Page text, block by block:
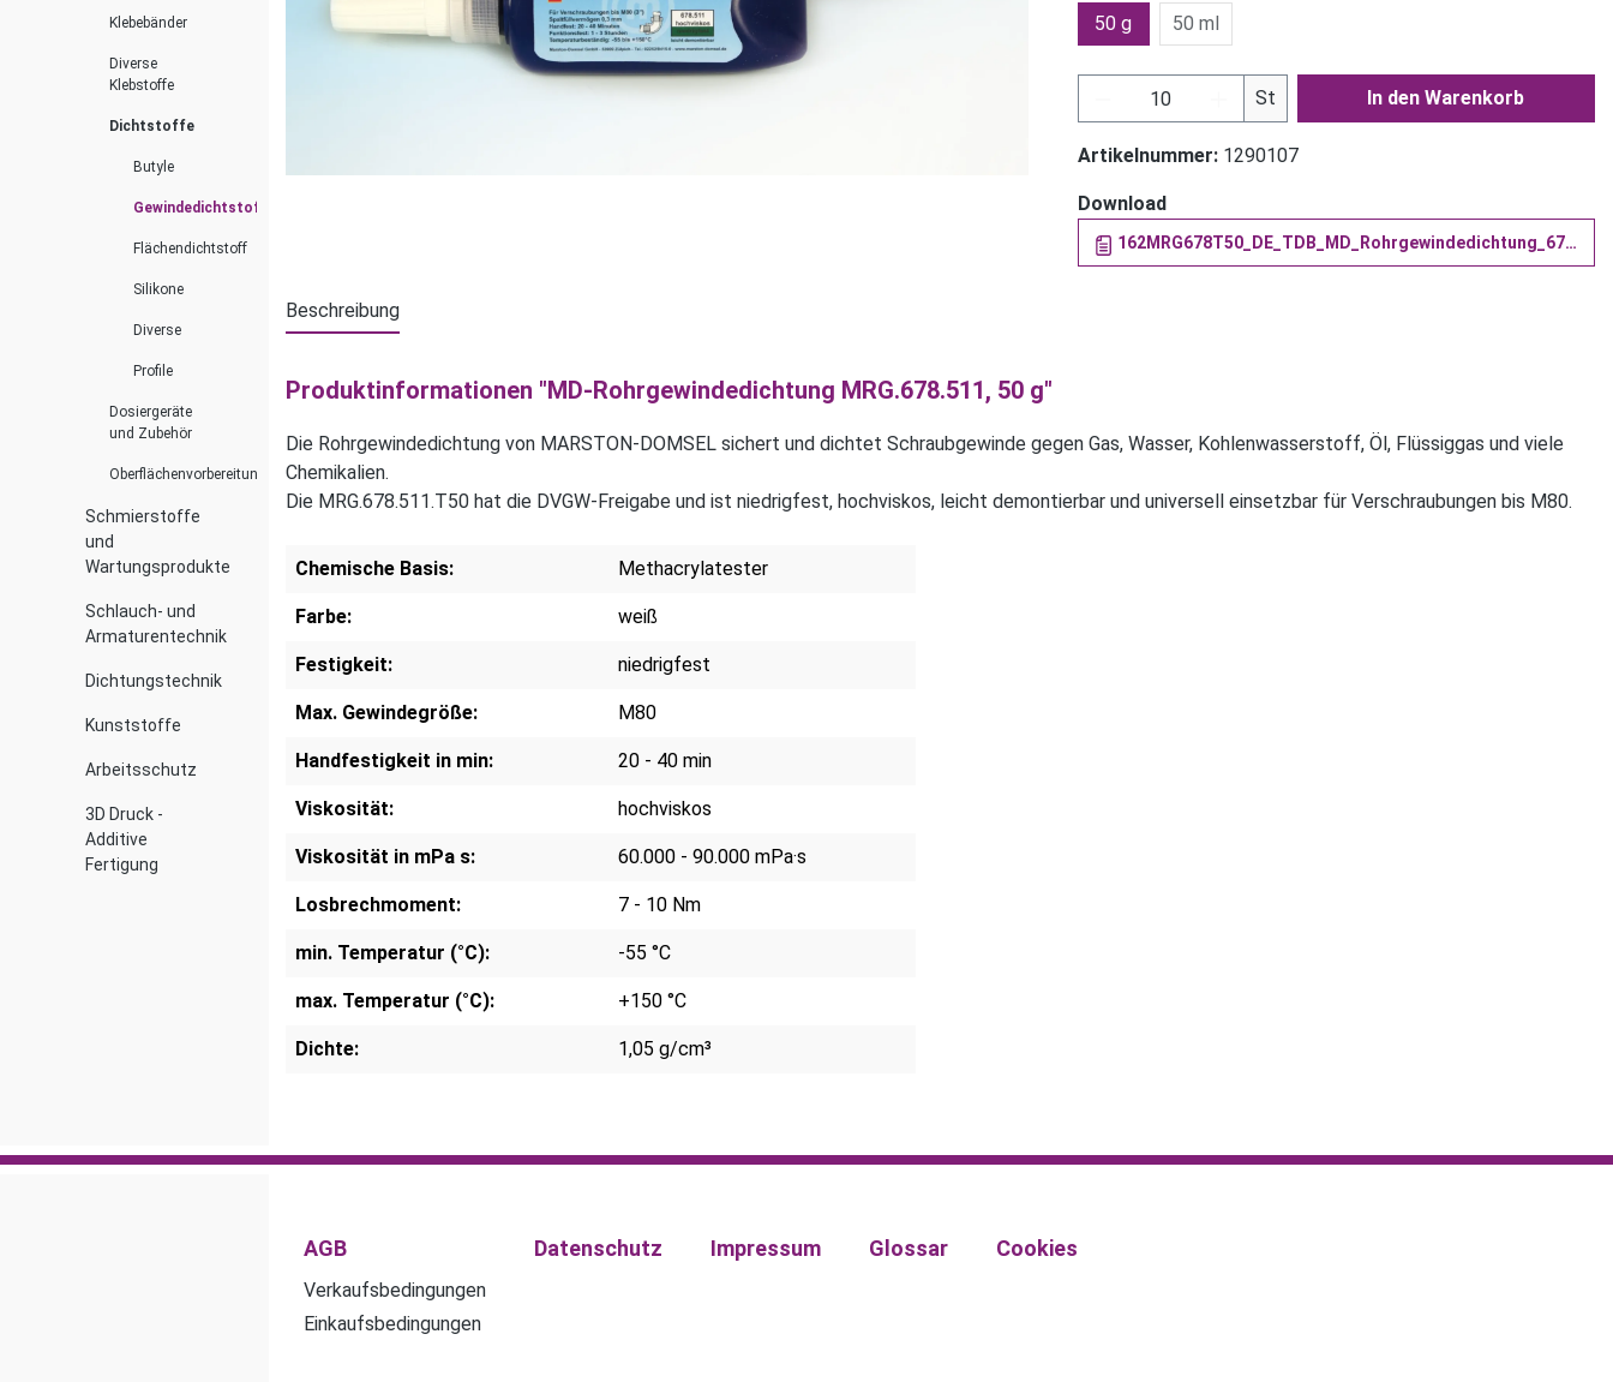
Klebebänder
Diverse
Klebstoffe
Dichtstoffe
Butyle
Gewindedichtstoff
Flächendichtstoff
Silikone
Diverse
Profile
Dosiergeräte
und Zubehör
Oberflächenvorbereitung
Schmierstoffe
und
Wartungsprodukte
Schlauch- und
Armaturentechnik
Dichtungstechnik
Kunststoffe
Arbeitsschutz
3D Druck -
Additive
Fertigung
50 g
50 ml
Produkt Anzahl: Gib den gewünschten
St In den Warenkorb
Artikelnummer: 1290107
Download
162MRG678T50_DE_TDB_MD_Rohrgewindedichtung_678.511 (PDF)
Beschreibung
Produktinformationen "MD-Rohrgewindedichtung MRG.678.511, 50 g"
Die Rohrgewindedichtung von MARSTON-DOMSEL sichert und dichtet Schraubgewinde gegen Gas, Wasser, Kohlenwasserstoff, Öl, Flüssiggas und viele
Chemikalien.
Die MRG.678.511.T50 hat die DVGW-Freigabe und ist niedrigfest, hochviskos, leicht demontierbar und universell einsetzbar für Verschraubungen bis M80.
Chemische Basis: Methacrylatester
Farbe: weiß
Festigkeit: niedrigfest
Max. Gewindegröße: M80
Handfestigkeit in min: 20 - 40 min
Viskosität: hochviskos
Viskosität in mPa s: 60.000 - 90.000 mPa·s
Losbrechmoment: 7 - 10 Nm
min. Temperatur (°C): -55 °C
max. Temperatur (°C): +150 °C
Dichte: 1,05 g/cm³
AGB
Verkaufsbedingungen
Einkaufsbedingungen
Datenschutz Impressum Glossar Cookies